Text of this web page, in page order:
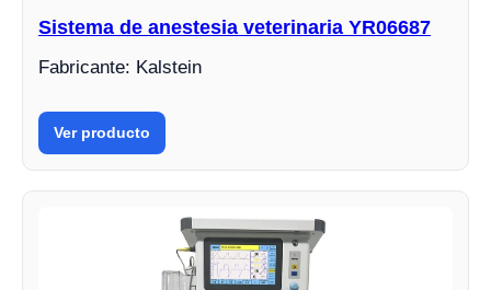
Sistema de anestesia veterinaria YR06687
Fabricante: Kalstein
Ver producto